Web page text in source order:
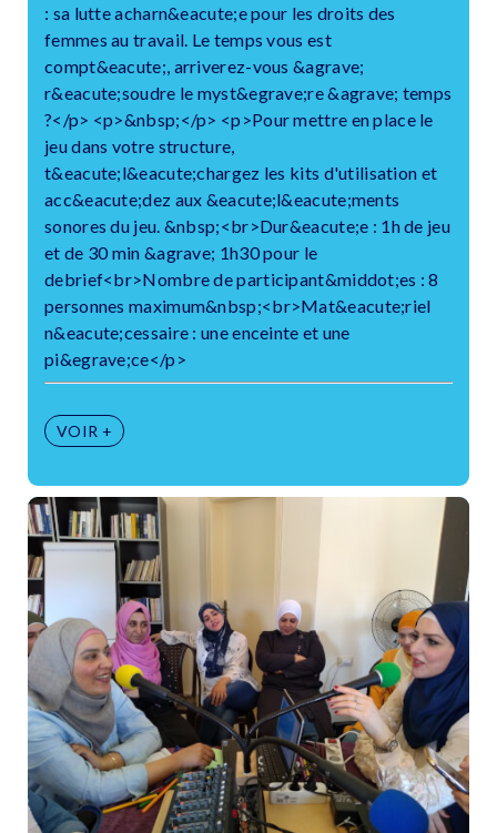
: sa lutte acharn&eacute;e pour les droits des
femmes au travail. Le temps vous est
compt&eacute;, arriverez-vous &agrave;
r&eacute;soudre le myst&egrave;re &agrave; temps
?</p> <p>&nbsp;</p> <p>Pour mettre en place le
jeu dans votre structure,
t&eacute;l&eacute;chargez les kits d'utilisation et
acc&eacute;dez aux &eacute;l&eacute;ments
sonores du jeu. &nbsp;<br>Dur&eacute;e : 1h de jeu
et de 30 min &agrave; 1h30 pour le
debrief<br>Nombre de participant&middot;es : 8
personnes maximum&nbsp;<br>Mat&eacute;riel
n&eacute;cessaire : une enceinte et une
pi&egrave;ce</p>
VOIR +